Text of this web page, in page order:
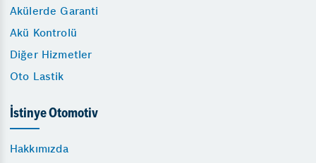
Akülerde Garanti
Akü Kontrolü
Diğer Hizmetler
Oto Lastik
İstinye Otomotiv
Hakkımızda